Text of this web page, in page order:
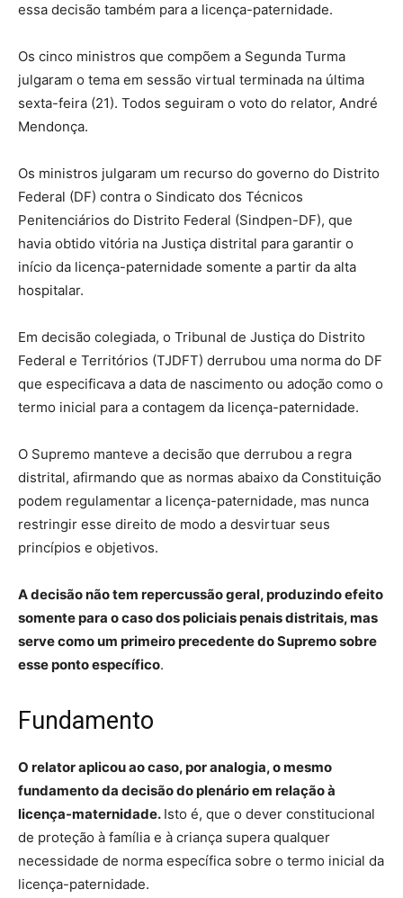
essa decisão também para a licença-paternidade.
Os cinco ministros que compõem a Segunda Turma
julgaram o tema em sessão virtual terminada na última
sexta-feira (21). Todos seguiram o voto do relator, André
Mendonça.
Os ministros julgaram um recurso do governo do Distrito
Federal (DF) contra o Sindicato dos Técnicos
Penitenciários do Distrito Federal (Sindpen-DF), que
havia obtido vitória na Justiça distrital para garantir o
início da licença-paternidade somente a partir da alta
hospitalar.
Em decisão colegiada, o Tribunal de Justiça do Distrito
Federal e Territórios (TJDFT) derrubou uma norma do DF
que especificava a data de nascimento ou adoção como o
termo inicial para a contagem da licença-paternidade.
O Supremo manteve a decisão que derrubou a regra
distrital, afirmando que as normas abaixo da Constituição
podem regulamentar a licença-paternidade, mas nunca
restringir esse direito de modo a desvirtuar seus
princípios e objetivos.
A decisão não tem repercussão geral, produzindo efeito
somente para o caso dos policiais penais distritais, mas
serve como um primeiro precedente do Supremo sobre
esse ponto específico.
Fundamento
O relator aplicou ao caso, por analogia, o mesmo
fundamento da decisão do plenário em relação à
licença-maternidade. Isto é, que o dever constitucional
de proteção à família e à criança supera qualquer
necessidade de norma específica sobre o termo inicial da
licença-paternidade.